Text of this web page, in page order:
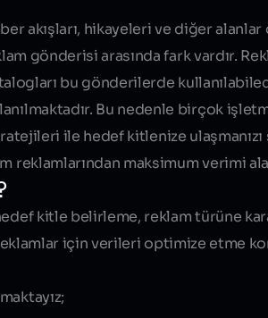
akışları, hikayeleri ve diğer
gönderisi arasında fark vardır.
bu gönderilerde
Bu nedenle birçok
ile hedef kitlenize ulaşmanızı
reklamlarından maksimum verimi
kitle belirleme, reklam türüne
için verileri optimize etme
Bize